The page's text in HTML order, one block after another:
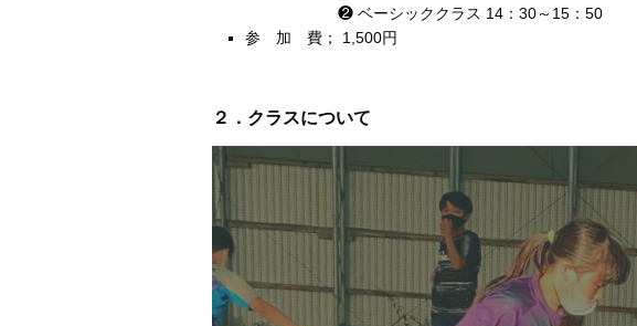
❷ ベーシッククラス 14：30～15：50
参 加 費； 1,500円
２．クラスについて